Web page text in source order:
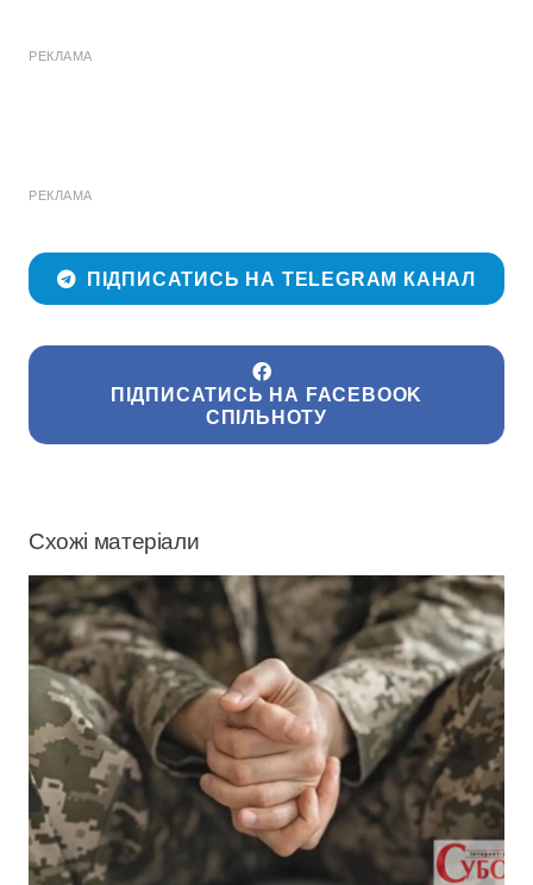
РЕКЛАМА
РЕКЛАМА
ПІДПИСАТИСЬ НА TELEGRAM КАНАЛ
ПІДПИСАТИСЬ НА FACEBOOK
СПІЛЬНОТУ
Схожі матеріали